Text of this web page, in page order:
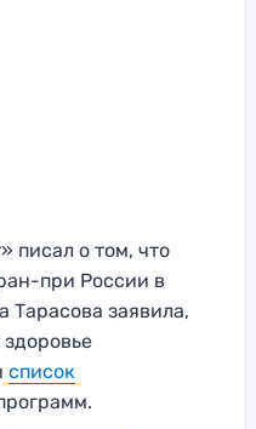
писал о том, что
при России в
Тарасова заявила,
здоровье
список